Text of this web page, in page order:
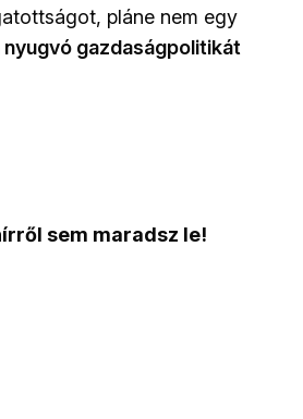
pláne nem egy
gazdaságpolitikát
sem maradsz le!